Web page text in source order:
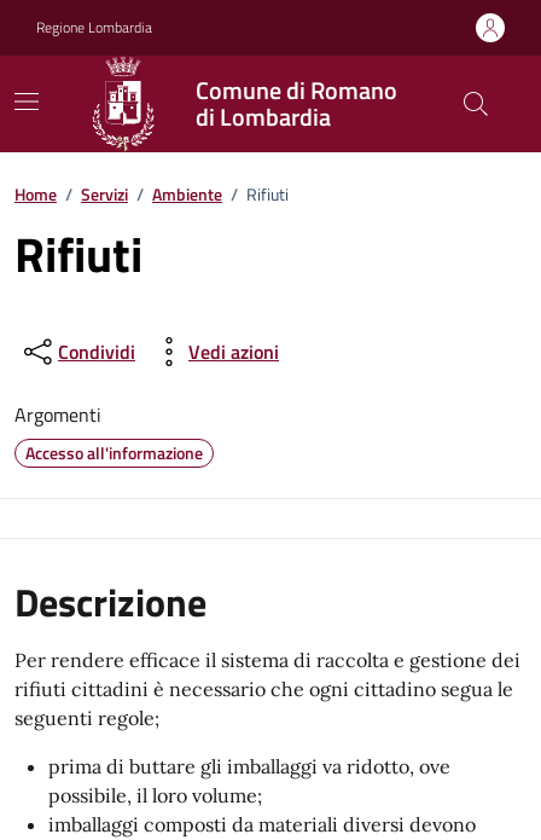
Regione Lombardia
Comune di Romano
di Lombardia
Home / Servizi / Ambiente / Rifiuti
Rifiuti
Condividi Vedi azioni
Argomenti
Accesso all'informazione
Descrizione
Per rendere efficace il sistema di raccolta e gestione dei
rifiuti cittadini è necessario che ogni cittadino segua le
seguenti regole;
prima di buttare gli imballaggi va ridotto, ove
possibile, il loro volume;
imballaggi composti da materiali diversi devono